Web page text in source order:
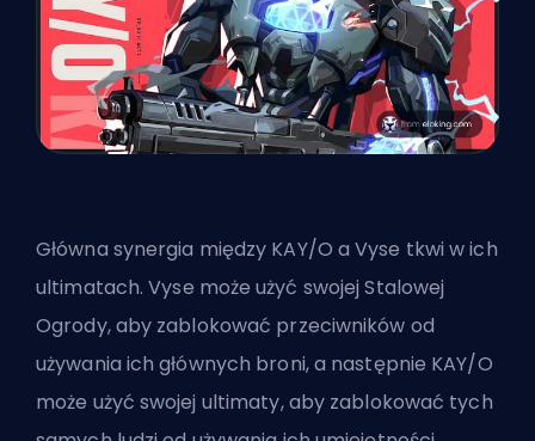
Główna synergia między KAY/O a Vyse tkwi w ich
ultimatach. Vyse może użyć swojej Stalowej
Ogrody, aby zablokować przeciwników od
używania ich głównych broni, a następnie KAY/O
może użyć swojej ultimaty, aby zablokować tych